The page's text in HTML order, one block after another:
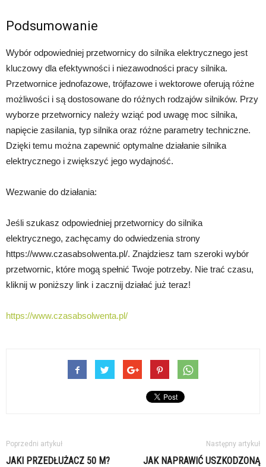
Podsumowanie
Wybór odpowiedniej przetwornicy do silnika elektrycznego jest
kluczowy dla efektywności i niezawodności pracy silnika.
Przetwornice jednofazowe, trójfazowe i wektorowe oferują różne
możliwości i są dostosowane do różnych rodzajów silników. Przy
wyborze przetwornicy należy wziąć pod uwagę moc silnika,
napięcie zasilania, typ silnika oraz różne parametry techniczne.
Dzięki temu można zapewnić optymalne działanie silnika
elektrycznego i zwiększyć jego wydajność.
Wezwanie do działania:
Jeśli szukasz odpowiedniej przetwornicy do silnika
elektrycznego, zachęcamy do odwiedzenia strony
https://www.czasabsolwenta.pl/. Znajdziesz tam szeroki wybór
przetwornic, które mogą spełnić Twoje potrzeby. Nie trać czasu,
kliknij w poniższy link i zacznij działać już teraz!
https://www.czasabsolwenta.pl/
Poprzedni artykuł
JAKI PRZEDŁUŻACZ 50 M?
Następny artykuł
JAK NAPRAWIĆ USZKODZONĄ